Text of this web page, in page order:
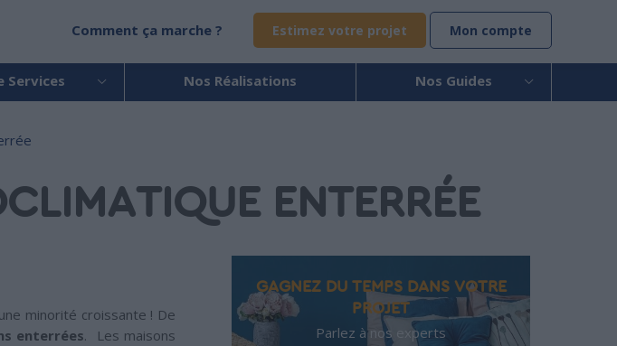
Comment ça marche ? Estimez votre projet Mon compte
Services Nos Réalisations Nos Guides
ENTERRÉE
minorité croissante ! De
enterrées. Les maisons
GAGNEZ DU TEMPS DANS VOTRE
PROJET
Parlez à nos experts